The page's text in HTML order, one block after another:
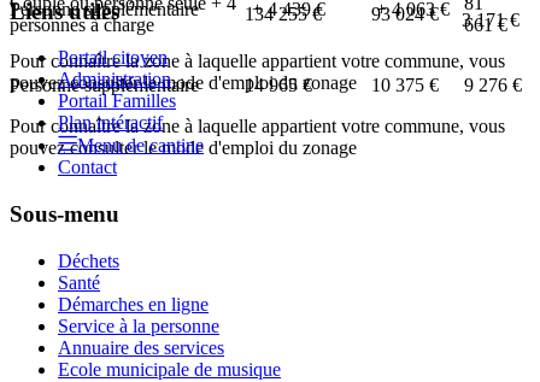
Personne supplémentaire +4 439 € +4 063 €
3 171 €
Pour connaître la zone à laquelle appartient votre commune, vous
pouvez consulter le mode d'emploi du zonage
personnes à charge
134 255 € 93 024 €
661 €
Personne supplémentaire 14 965 € 10 375 €
9 276 €
Pour connaître la zone à laquelle appartient votre commune, vous
pouvez consulter le mode d'emploi du zonage
Liens utiles
Portail citoyen
Administration
Portail Familles
Plan intéractif
Menu de cantine
Contact
Sous-menu
Déchets
Santé
Démarches en ligne
Service à la personne
Annuaire des services
Ecole municipale de musique